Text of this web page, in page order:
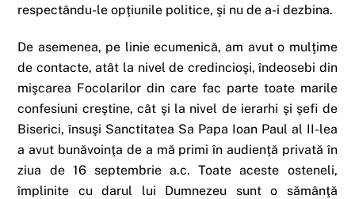
respectându-le opţiunile politice, şi nu de a-i dezbina.
De asemenea, pe linie ecumenică, am avut o mulţime
de contacte, atât la nivel de credincioşi, îndeosebi din
mişcarea Focolarilor din care fac parte toate marile
confesiuni creştine, cât şi la nivel de ierarhi şi şefi de
Biserici, însuşi Sanctitatea Sa Papa Ioan Paul al II-lea
a avut bunăvoinţa de a mă primi în audienţă privată în
ziua de 16 septembrie a.c. Toate aceste osteneli,
împlinite cu darul lui Dumnezeu sunt o sămânţă